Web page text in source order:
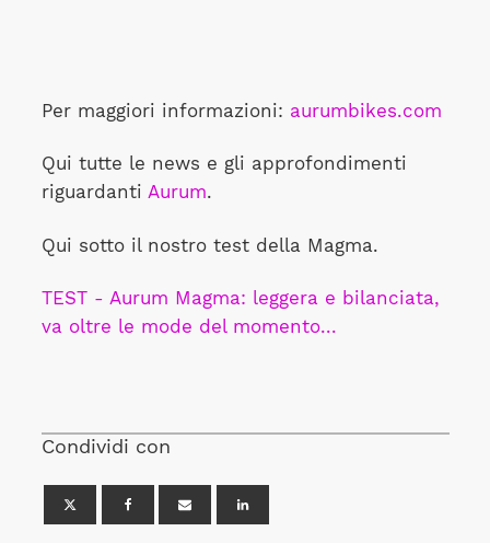
Per maggiori informazioni: aurumbikes.com
Qui tutte le news e gli approfondimenti
riguardanti Aurum.
Qui sotto il nostro test della Magma.
TEST - Aurum Magma: leggera e bilanciata,
va oltre le mode del momento...
Condividi con